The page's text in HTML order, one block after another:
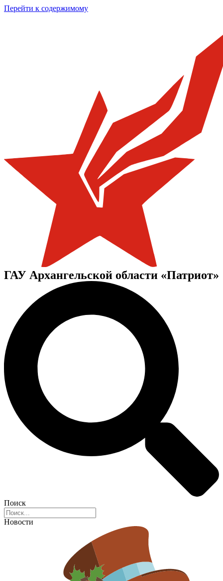
Перейти к содержимому
ГАУ Архангельской области «Патриот»
Поиск
Новости